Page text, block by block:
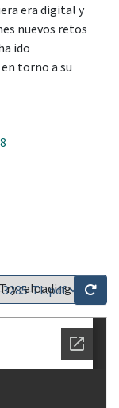
era digital y
nuevos retos
ido
torno a su
reloading